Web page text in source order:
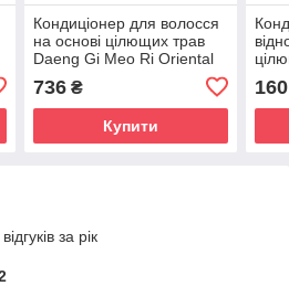
Кондиціонер для волосся
на основі цілющих трав
Daeng Gi Meo Ri Oriental
736₴
Купити
160
за рік